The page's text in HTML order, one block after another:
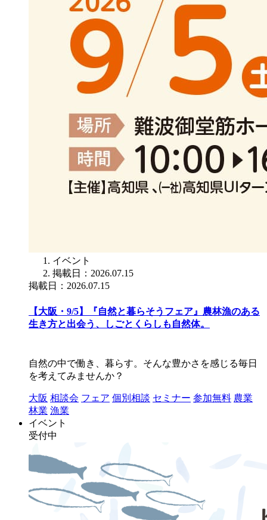
イベント
掲載日：2026.07.15
掲載日：2026.07.15
【大阪・9/5】『自然と暮らそうフェア』農林漁のある
生き方と出会う、しごとくらしも自然体。
自然の中で働き、暮らす。そんな豊かさを感じる毎日
を考えてみませんか？
大阪 相談会 フェア 個別相談 セミナー 参加無料 農業
林業 漁業
イベント
受付中